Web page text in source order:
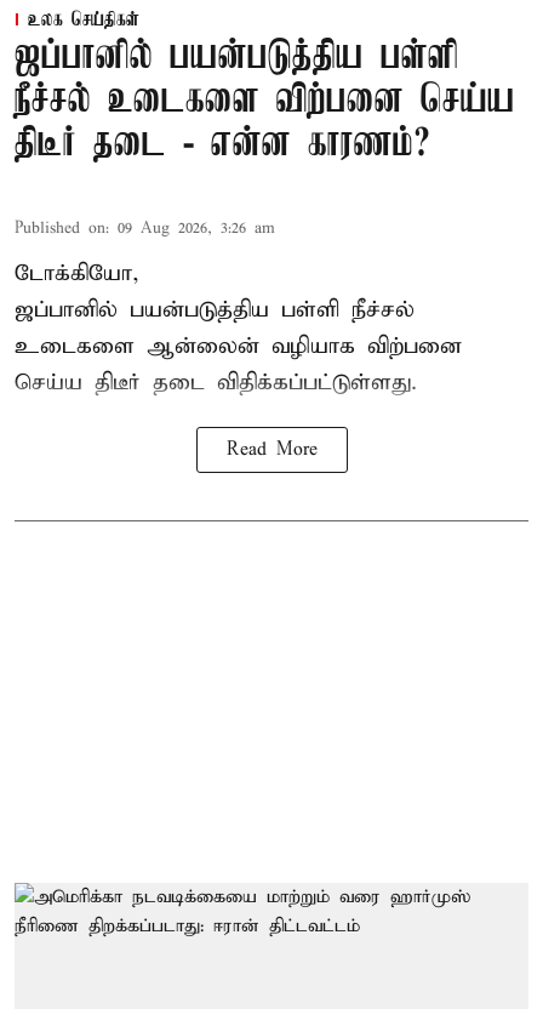
உலக செய்திகள்
ஜப்பானில் பயன்படுத்திய பள்ளி
நீச்சல் உடைகளை விற்பனை செய்ய
திடீர் தடை - என்ன காரணம்?
Published on: 09 Aug 2026, 3:26 am
டோக்கியோ,
ஜப்பானில் பயன்படுத்திய பள்ளி நீச்சல்
உடைகளை ஆன்லைன் வழியாக விற்பனை
செய்ய திடீர் தடை விதிக்கப்பட்டுள்ளது.
Read More